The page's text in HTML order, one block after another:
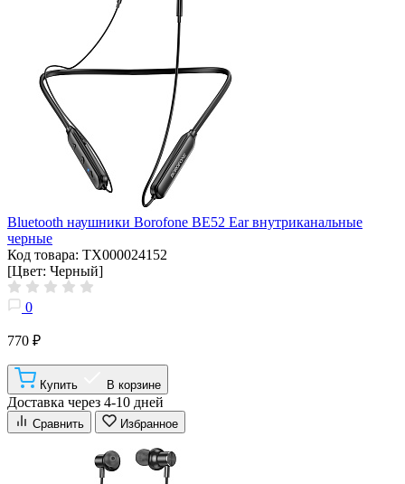
Bluetooth наушники Borofone BE52 Ear внутриканальные
черные
Код товара: ТХ000024152
[Цвет: Черный]
0
770 ₽
Купить В корзине
Доставка через 4-10 дней
Сравнить Избранное